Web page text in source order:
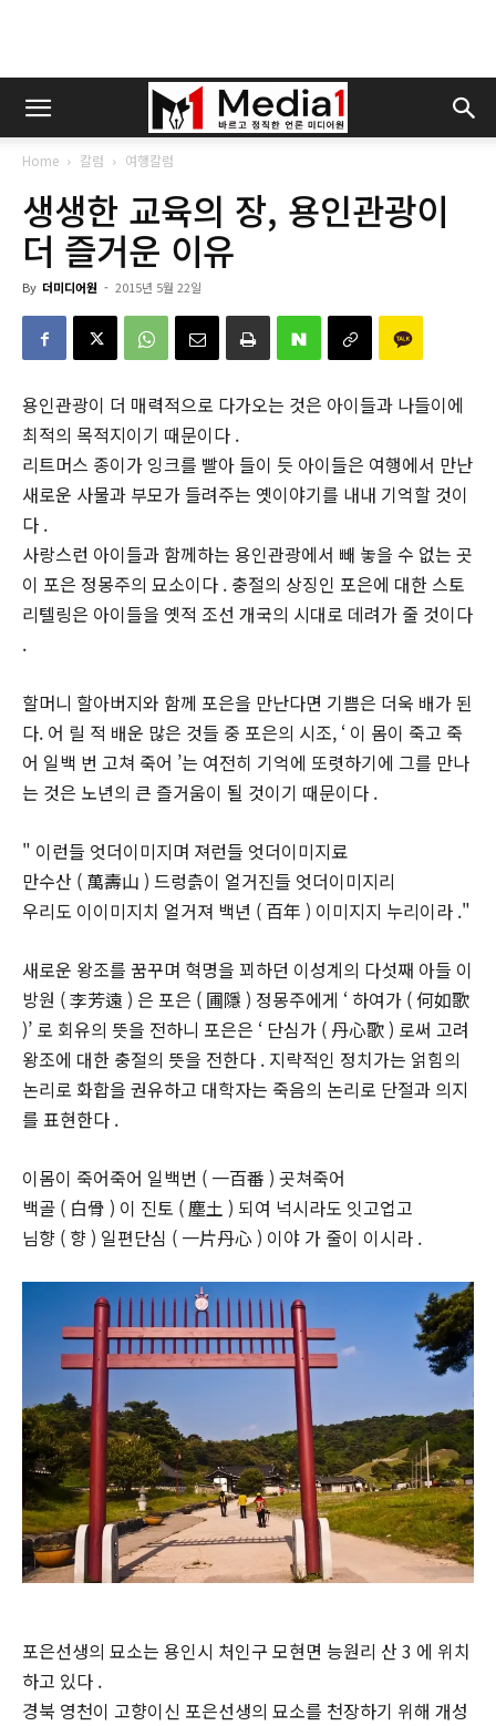
Home 칼럼 여행칼럼
생생한 교육의 장, 용인관광이
더 즐거운 이유
By 더미디어원 - 2015년 5월 22일
용인관광이 더 매력적으로 다가오는 것은 아이들과 나들이에
최적의 목적지이기 때문이다 .
리트머스 종이가 잉크를 빨아 들이 듯 아이들은 여행에서 만난
새로운 사물과 부모가 들려주는 옛이야기를 내내 기억할 것이
다 .
사랑스런 아이들과 함께하는 용인관광에서 빼 놓을 수 없는 곳
이 포은 정몽주의 묘소이다 . 충절의 상징인 포은에 대한 스토
리텔링은 아이들을 옛적 조선 개국의 시대로 데려가 줄 것이다
.
할머니 할아버지와 함께 포은을 만난다면 기쁨은 더욱 배가 된
다. 어 릴 적 배운 많은 것들 중 포은의 시조, ‘ 이 몸이 죽고 죽
어 일백 번 고쳐 죽어 ’는 여전히 기억에 또렷하기에 그를 만나
는 것은 노년의 큰 즐거움이 될 것이기 때문이다 .
" 이런들 엇더이미지며 져런들 엇더이미지료
만수산 ( 萬壽山 ) 드렁츩이 얼거진들 엇더이미지리
우리도 이이미지치 얼거져 백년 ( 百年 ) 이미지지 누리이라 ."
새로운 왕조를 꿈꾸며 혁명을 꾀하던 이성계의 다섯째 아들 이
방원 ( 李芳遠 ) 은 포은 ( 圃隱 ) 정몽주에게 ‘ 하여가 ( 何如歌
)’ 로 회유의 뜻을 전하니 포은은 ‘ 단심가 ( 丹心歌 ) 로써 고려
왕조에 대한 충절의 뜻을 전한다 . 지략적인 정치가는 얽힘의
논리로 화합을 권유하고 대학자는 죽음의 논리로 단절과 의지
를 표현한다 .
이몸이 죽어죽어 일백번 ( 一百番 ) 곳쳐죽어
백골 ( 白骨 ) 이 진토 ( 塵土 ) 되여 넉시라도 잇고업고
님향 ( 향 ) 일편단심 ( 一片丹心 ) 이야 가 줄이 이시라 .
포은선생의 묘소는 용인시 처인구 모현면 능원리 산 3 에 위치
하고 있다 .
경북 영천이 고향이신 포은선생의 묘소를 천장하기 위해 개성